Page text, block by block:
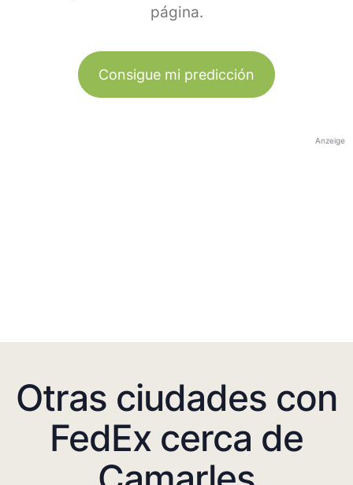
página.
Consigue mi predicción
Anzeige
Otras ciudades con
FedEx cerca de